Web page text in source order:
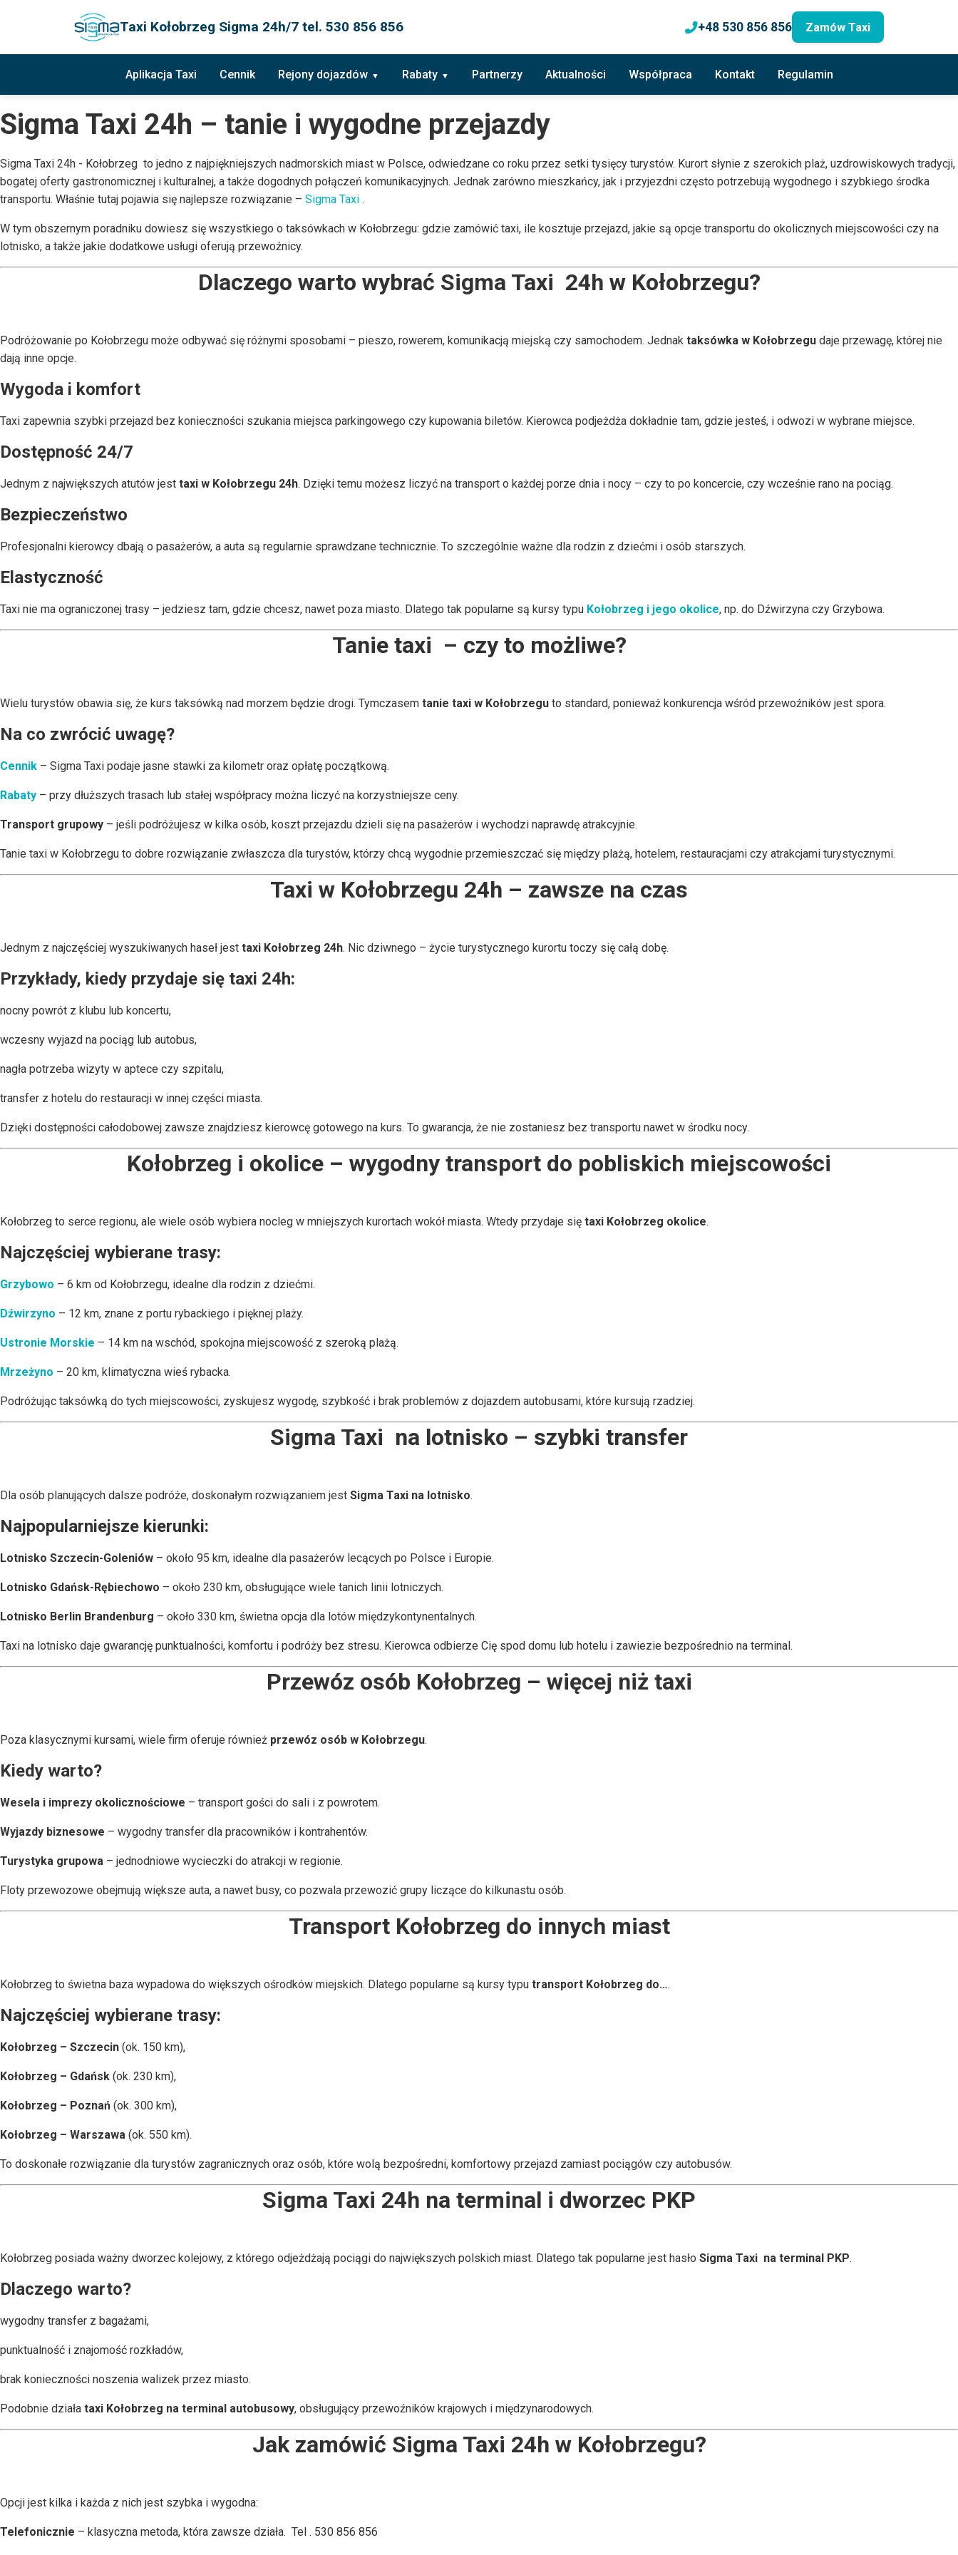
Taxi Kołobrzeg Sigma 24h/7 tel. 530 856 856 +48 530 856 856 Zamów Taxi
Aplikacja Taxi Cennik Rejony dojazdów Rabaty Partnerzy Aktualności Współpraca Kontakt Regulamin
Sigma Taxi 24h – tanie i wygodne przejazdy
Sigma Taxi 24h - Kołobrzeg to jedno z najpiękniejszych nadmorskich miast w Polsce, odwiedzane co roku przez setki tysięcy turystów. Kurort słynie z szerokich plaż, uzdrowiskowych tradycji,
bogatej oferty gastronomicznej i kulturalnej, a także dogodnych połączeń komunikacyjnych. Jednak zarówno mieszkańcy, jak i przyjezdni często potrzebują wygodnego i szybkiego środka
transportu. Właśnie tutaj pojawia się najlepsze rozwiązanie – Sigma Taxi .
W tym obszernym poradniku dowiesz się wszystkiego o taksówkach w Kołobrzegu: gdzie zamówić taxi, ile kosztuje przejazd, jakie są opcje transportu do okolicznych miejscowości czy na
lotnisko, a także jakie dodatkowe usługi oferują przewoźnicy.
Dlaczego warto wybrać Sigma Taxi 24h w Kołobrzegu?
Podróżowanie po Kołobrzegu może odbywać się różnymi sposobami – pieszo, rowerem, komunikacją miejską czy samochodem. Jednak taksówka w Kołobrzegu daje przewagę, której nie
dają inne opcje.
Wygoda i komfort
Taxi zapewnia szybki przejazd bez konieczności szukania miejsca parkingowego czy kupowania biletów. Kierowca podjeżdża dokładnie tam, gdzie jesteś, i odwozi w wybrane miejsce.
Dostępność 24/7
Jednym z największych atutów jest taxi w Kołobrzegu 24h. Dzięki temu możesz liczyć na transport o każdej porze dnia i nocy – czy to po koncercie, czy wcześnie rano na pociąg.
Bezpieczeństwo
Profesjonalni kierowcy dbają o pasażerów, a auta są regularnie sprawdzane technicznie. To szczególnie ważne dla rodzin z dziećmi i osób starszych.
Elastyczność
Taxi nie ma ograniczonej trasy – jedziesz tam, gdzie chcesz, nawet poza miasto. Dlatego tak popularne są kursy typu Kołobrzeg i jego okolice, np. do Dźwirzyna czy Grzybowa.
Tanie taxi – czy to możliwe?
Wielu turystów obawia się, że kurs taksówką nad morzem będzie drogi. Tymczasem tanie taxi w Kołobrzegu to standard, ponieważ konkurencja wśród przewoźników jest spora.
Na co zwrócić uwagę?
Cennik – Sigma Taxi podaje jasne stawki za kilometr oraz opłatę początkową.
Rabaty – przy dłuższych trasach lub stałej współpracy można liczyć na korzystniejsze ceny.
Transport grupowy – jeśli podróżujesz w kilka osób, koszt przejazdu dzieli się na pasażerów i wychodzi naprawdę atrakcyjnie.
Tanie taxi w Kołobrzegu to dobre rozwiązanie zwłaszcza dla turystów, którzy chcą wygodnie przemieszczać się między plażą, hotelem, restauracjami czy atrakcjami turystycznymi.
Taxi w Kołobrzegu 24h – zawsze na czas
Jednym z najczęściej wyszukiwanych haseł jest taxi Kołobrzeg 24h. Nic dziwnego – życie turystycznego kurortu toczy się całą dobę.
Przykłady, kiedy przydaje się taxi 24h:
nocny powrót z klubu lub koncertu,
wczesny wyjazd na pociąg lub autobus,
nagła potrzeba wizyty w aptece czy szpitalu,
transfer z hotelu do restauracji w innej części miasta.
Dzięki dostępności całodobowej zawsze znajdziesz kierowcę gotowego na kurs. To gwarancja, że nie zostaniesz bez transportu nawet w środku nocy.
Kołobrzeg i okolice – wygodny transport do pobliskich miejscowości
Kołobrzeg to serce regionu, ale wiele osób wybiera nocleg w mniejszych kurortach wokół miasta. Wtedy przydaje się taxi Kołobrzeg okolice.
Najczęściej wybierane trasy:
Grzybowo – 6 km od Kołobrzegu, idealne dla rodzin z dziećmi.
Dźwirzyno – 12 km, znane z portu rybackiego i pięknej plaży.
Ustronie Morskie – 14 km na wschód, spokojna miejscowość z szeroką plażą.
Mrzeżyno – 20 km, klimatyczna wieś rybacka.
Podróżując taksówką do tych miejscowości, zyskujesz wygodę, szybkość i brak problemów z dojazdem autobusami, które kursują rzadziej.
Sigma Taxi na lotnisko – szybki transfer
Dla osób planujących dalsze podróże, doskonałym rozwiązaniem jest Sigma Taxi na lotnisko.
Najpopularniejsze kierunki:
Lotnisko Szczecin-Goleniów – około 95 km, idealne dla pasażerów lecących po Polsce i Europie.
Lotnisko Gdańsk-Rębiechowo – około 230 km, obsługujące wiele tanich linii lotniczych.
Lotnisko Berlin Brandenburg – około 330 km, świetna opcja dla lotów międzykontynentalnych.
Taxi na lotnisko daje gwarancję punktualności, komfortu i podróży bez stresu. Kierowca odbierze Cię spod domu lub hotelu i zawiezie bezpośrednio na terminal.
Przewóz osób Kołobrzeg – więcej niż taxi
Poza klasycznymi kursami, wiele firm oferuje również przewóz osób w Kołobrzegu.
Kiedy warto?
Wesela i imprezy okolicznościowe – transport gości do sali i z powrotem.
Wyjazdy biznesowe – wygodny transfer dla pracowników i kontrahentów.
Turystyka grupowa – jednodniowe wycieczki do atrakcji w regionie.
Floty przewozowe obejmują większe auta, a nawet busy, co pozwala przewozić grupy liczące do kilkunastu osób.
Transport Kołobrzeg do innych miast
Kołobrzeg to świetna baza wypadowa do większych ośrodków miejskich. Dlatego popularne są kursy typu transport Kołobrzeg do….
Najczęściej wybierane trasy:
Kołobrzeg – Szczecin (ok. 150 km),
Kołobrzeg – Gdańsk (ok. 230 km),
Kołobrzeg – Poznań (ok. 300 km),
Kołobrzeg – Warszawa (ok. 550 km).
To doskonałe rozwiązanie dla turystów zagranicznych oraz osób, które wolą bezpośredni, komfortowy przejazd zamiast pociągów czy autobusów.
Sigma Taxi 24h na terminal i dworzec PKP
Kołobrzeg posiada ważny dworzec kolejowy, z którego odjeżdżają pociągi do największych polskich miast. Dlatego tak popularne jest hasło Sigma Taxi na terminal PKP.
Dlaczego warto?
wygodny transfer z bagażami,
punktualność i znajomość rozkładów,
brak konieczności noszenia walizek przez miasto.
Podobnie działa taxi Kołobrzeg na terminal autobusowy, obsługujący przewoźników krajowych i międzynarodowych.
Jak zamówić Sigma Taxi 24h w Kołobrzegu?
Opcji jest kilka i każda z nich jest szybka i wygodna:
Telefonicznie – klasyczna metoda, która zawsze działa. Tel . 530 856 856